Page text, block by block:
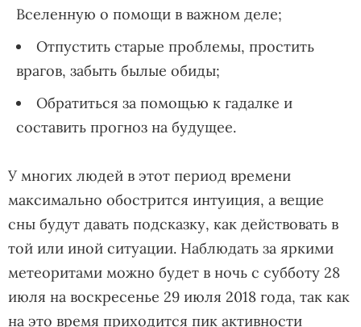
Вселенную о помощи в важном деле;
Отпустить старые проблемы, простить
врагов, забыть былые обиды;
Обратиться за помощью к гадалке и
составить прогноз на будущее.
У многих людей в этот период времени
максимально обострится интуиция, а вещие
сны будут давать подсказку, как действовать в
той или иной ситуации. Наблюдать за яркими
метеоритами можно будет в ночь с субботу 28
июля на воскресенье 29 июля 2018 года, так как
на это время приходится пик активности